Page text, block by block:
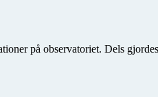
på observatoriet. Dels